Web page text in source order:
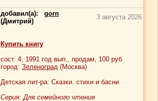
добавил(а): gorn
(Дмитрий)
3 августа 2026
Купить книгу
сост. 4, 1991 год вып., продам, 100 руб
город: Зеленоград (Москва)
Детская лит-ра: Сказки. стихи и басни
Серия: Для семейного чтения